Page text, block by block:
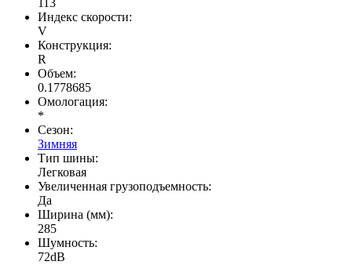
113
Индекс скорости:
V
Конструкция:
R
Объем:
0.1778685
Омологация:
*
Сезон:
Зимняя
Тип шины:
Легковая
Увеличенная грузоподъемность:
Да
Ширина (мм):
285
Шумность:
72dB